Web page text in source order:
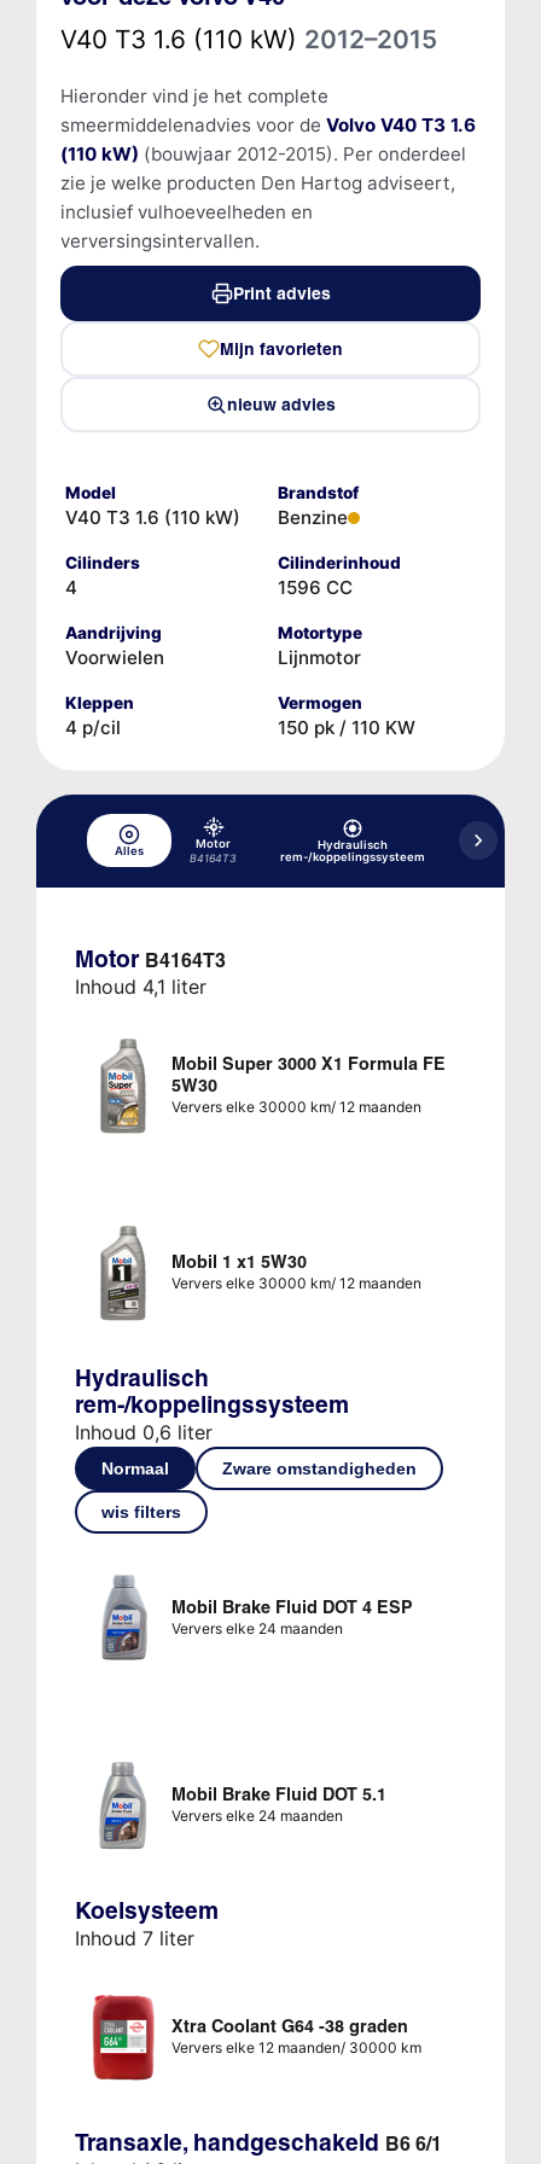
V40 T3 1.6 (110 kW) 2012–2015
Hieronder vind je het complete
smeermiddelenadvies voor de Volvo V40 T3 1.6
(110 kW) (bouwjaar 2012-2015). Per onderdeel
zie je welke producten Den Hartog adviseert,
inclusief vulhoeveelheden en
verversingsintervallen.
Print advies
Mijn favorieten
nieuw advies
Model
V40 T3 1.6 (110 kW)
Brandstof
Benzine
Cilinders
4
Cilinderinhoud
1596 CC
Aandrijving
Voorwielen
Motortype
Lijnmotor
Kleppen
4 p/cil
Vermogen
150 pk / 110 KW
Alles
Motor
B4164T3
Hydraulisch
rem-/koppelingssysteem
Koelsysteem
Motor B4164T3
Inhoud 4,1 liter
Mobil Super 3000 X1 Formula FE
5W30
Ververs elke 30000 km/ 12 maanden
Mobil 1 x1 5W30
Ververs elke 30000 km/ 12 maanden
Hydraulisch
rem-/koppelingssysteem
Inhoud 0,6 liter
Normaal Zware omstandigheden
wis filters
Mobil Brake Fluid DOT 4 ESP
Ververs elke 24 maanden
Mobil Brake Fluid DOT 5.1
Ververs elke 24 maanden
Koelsysteem
Inhoud 7 liter
Xtra Coolant G64 -38 graden
Ververs elke 12 maanden/ 30000 km
Transaxle, handgeschakeld B6 6/1